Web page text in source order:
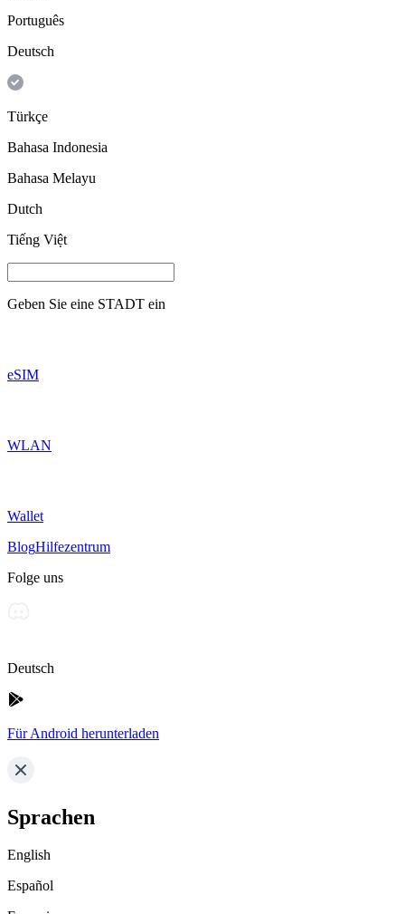
Português
Deutsch
Türkçe
Bahasa Indonesia
Bahasa Melayu
Dutch
Tiếng Việt
Geben Sie eine STADT ein
eSIM
WLAN
Wallet
BlogHilfezentrum
Folge uns
Deutsch
Für Android herunterladen
Sprachen
English
Español